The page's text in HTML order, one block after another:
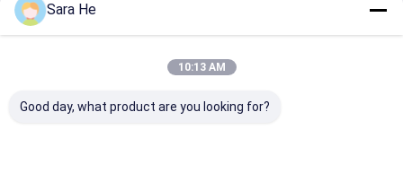
Rekomendasi Produk
Sara He
10:13 AM
Good day, what product are you looking for?